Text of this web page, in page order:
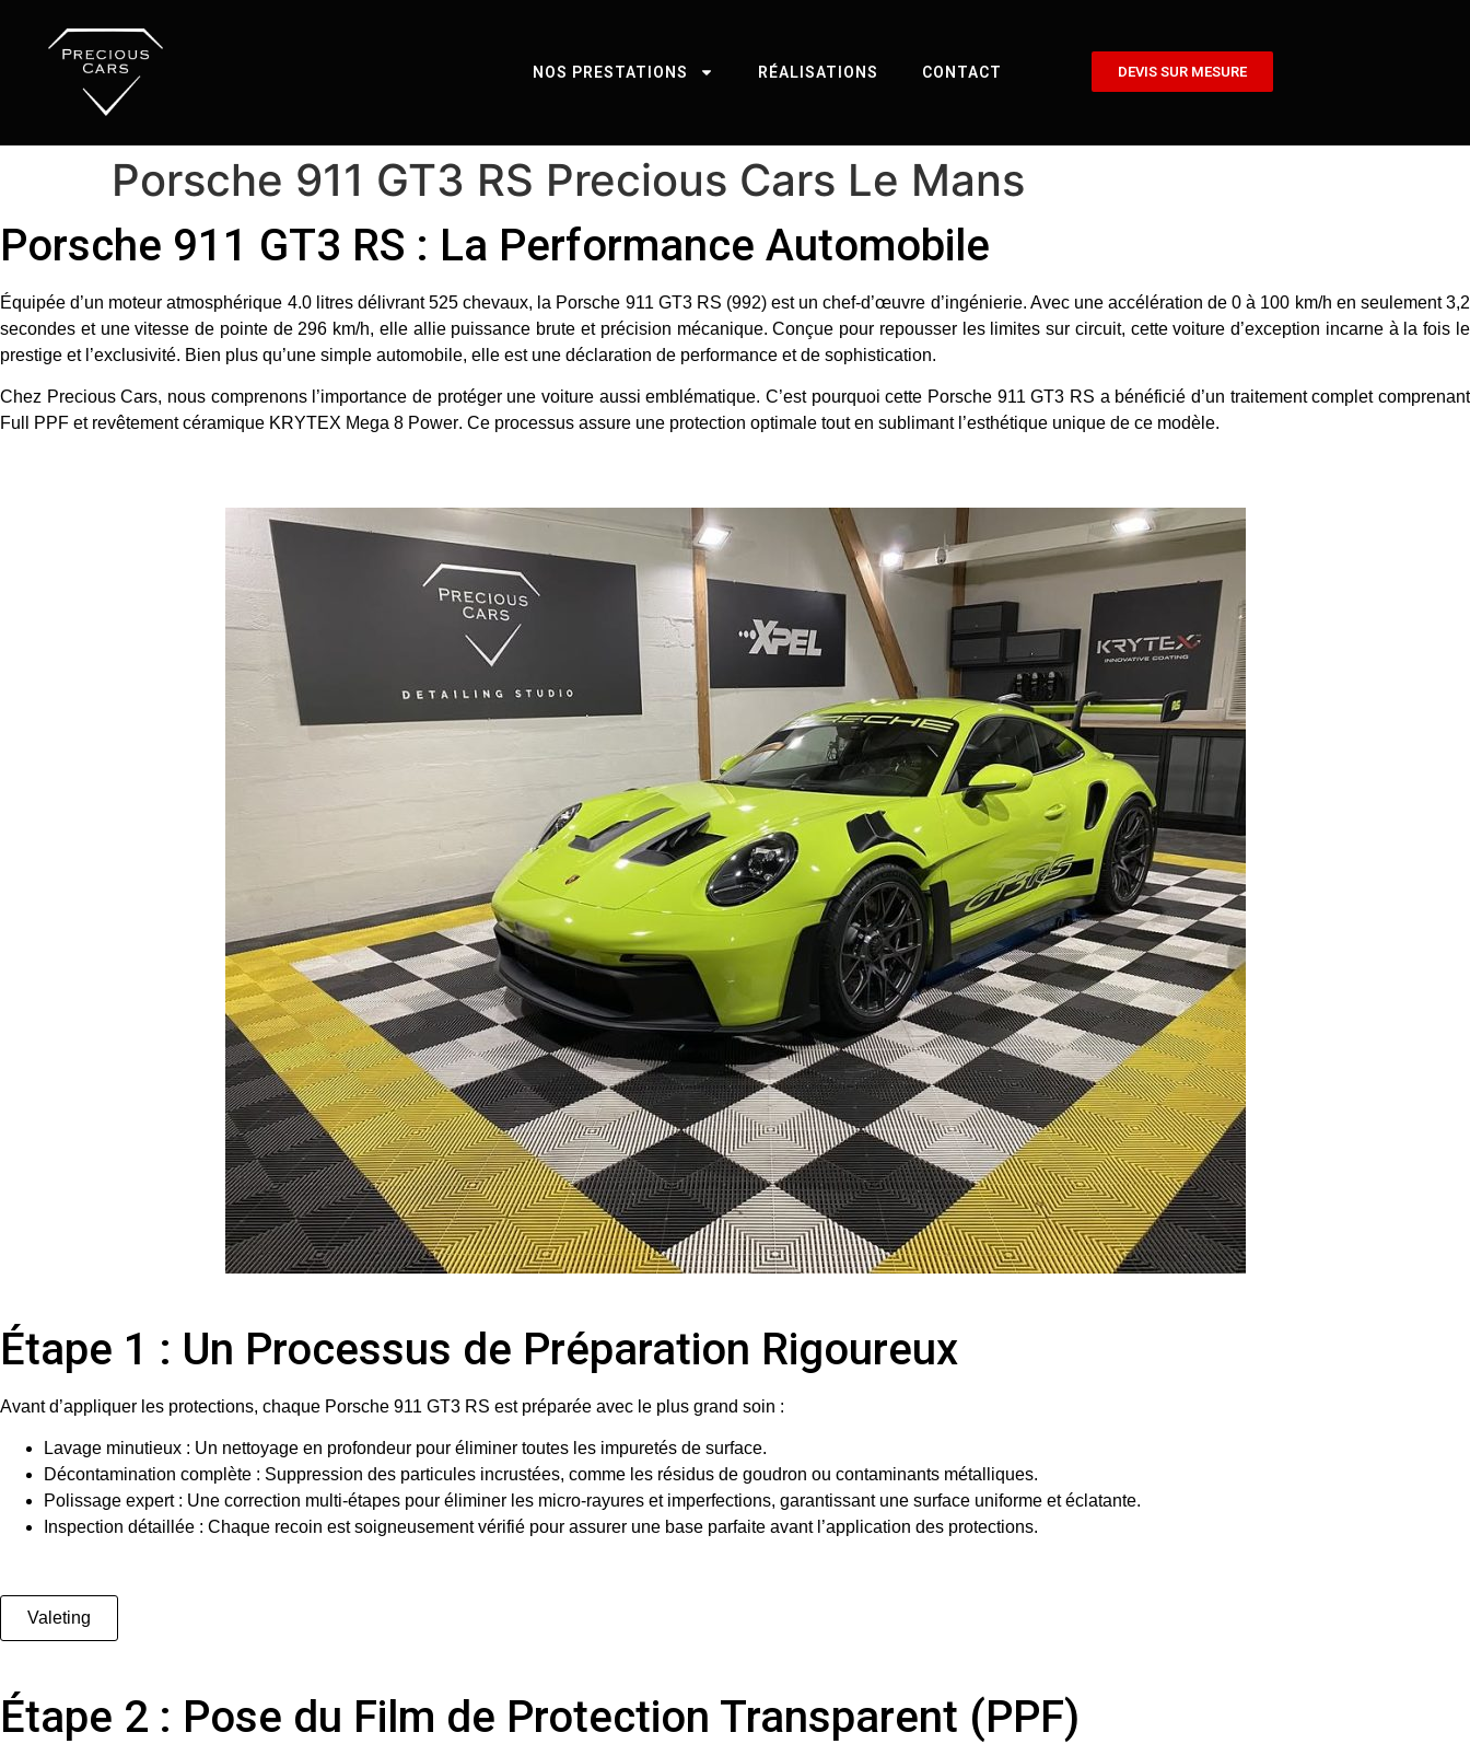
NOS PRESTATIONS RÉALISATIONS CONTACT DEVIS SUR MESURE
Porsche 911 GT3 RS Precious Cars Le Mans
Porsche 911 GT3 RS : La Performance Automobile
Équipée d’un moteur atmosphérique 4.0 litres délivrant525 chevaux, la Porsche 911 GT3 RS (992)est un chef-d’œuvre d’ingénierie. Avec une accélération de0 à 100 km/h en seulement 3,2
secondes et une vitesse de pointe de 296 km/h, elle allie puissance brute et précision mécanique. Conçue pour repousser les limites sur circuit, cette voiture d’exception incarne à la fois le
prestige et l’exclusivité. Bien plus qu’une simple automobile, elle est une déclaration de performance et de sophistication.
Chez Precious Cars, nous comprenons l’importance de protéger une voiture aussi emblématique. C’est pourquoi cette Porsche 911 GT3 RS a bénéficié d’un traitement complet comprenant
Full PPF et revêtement céramique KRYTEX Mega 8 Power. Ce processus assure une protection optimale tout en sublimant l’esthétique unique de ce modèle.
Étape 1 : Un Processus de Préparation Rigoureux
Avant d’appliquer les protections, chaque Porsche 911 GT3 RS est préparée avec le plus grand soin :
Lavage minutieux : Un nettoyage en profondeur pour éliminer toutes les impuretés de surface.
Décontamination complète : Suppression des particules incrustées, comme les résidus de goudron ou contaminants métalliques.
Polissage expert: Une correction multi-étapes pour éliminer les micro-rayures et imperfections, garantissant une surface uniforme et éclatante.
Inspection détaillée : Chaque recoin est soigneusement vérifié pour assurer une base parfaite avant l’application des protections.
Valeting
Étape 2 : Pose du Film de Protection Transparent (PPF)